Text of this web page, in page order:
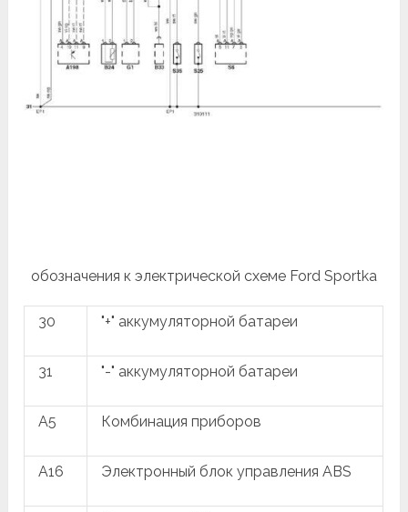
обозначения к электрической схеме Ford Sportka
30 "+" аккумуляторной батареи
31 "-" аккумуляторной батареи
A5 Комбинация приборов
A16 Электронный блок управления ABS